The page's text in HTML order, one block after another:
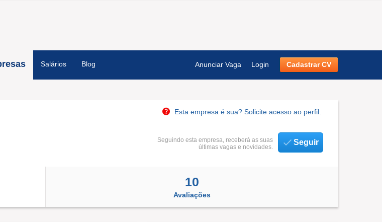
Salários Blog Anunciar Vaga Login Cadastrar CV
Esta empresa é sua? Solicite acesso ao perfil.
Seguindo esta empresa, receberá as suas
últimas vagas e novidades.
Seguir
10
Avaliações